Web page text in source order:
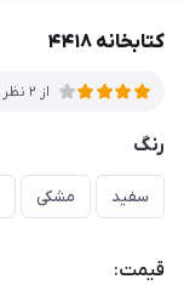
کتابخانه ۴۴۱۸
از 2 نظر
رنگ
سفید مشکی
قیمت: